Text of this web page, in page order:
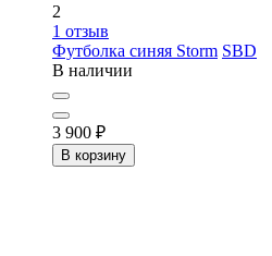
2
1 отзыв
Футболка синяя Storm SBD
В наличии
3 900 ₽
В корзину